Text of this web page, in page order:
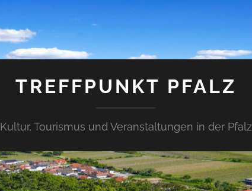
TREFFPUNKT PFALZ
Kultur, Tourismus und Veranstaltungen in der Pfalz